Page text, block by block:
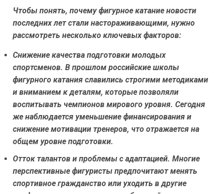
Чтобы понять, почему фигурное катание новости
последних лет стали настораживающими, нужно
рассмотреть несколько ключевых факторов:
Снижение качества подготовки молодых
спортсменов. В прошлом российские школы
фигурного катания славились строгими методиками
и вниманием к деталям, которые позволяли
воспитывать чемпионов мирового уровня. Сегодня
же наблюдается уменьшение финансирования и
снижение мотивации тренеров, что отражается на
общем уровне подготовки.
Отток талантов и проблемы с адаптацией. Многие
перспективные фигуристы предпочитают менять
спортивное гражданство или уходить в другие